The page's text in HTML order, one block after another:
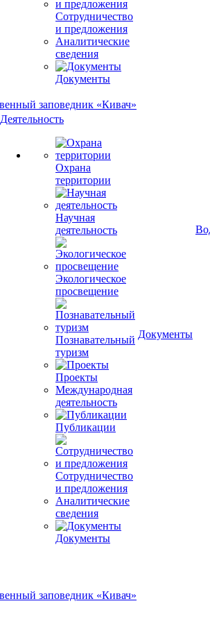
Сотрудничество
и предложения
Аналитические
сведения
Документы
Деятельность
Охрана
территории
Научная
деятельность
Экологическое
просвещение
Познавательный
туризм
Проекты
Международная
деятельность
Публикации
Сотрудничество
и предложения
Аналитические
сведения
Документы
Документы